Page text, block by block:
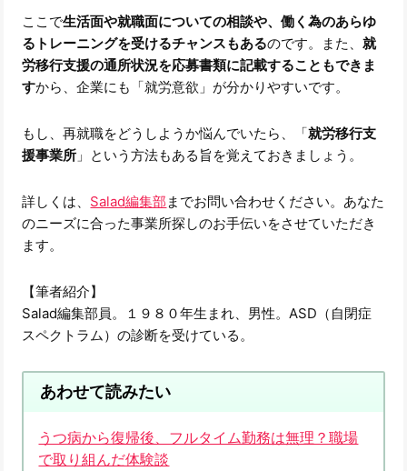
ここで生活面や就職面についての相談や、働く為のあらゆ
るトレーニングを受けるチャンスもあるのです。また、就
労移行支援の通所状況を応募書類に記載することもできま
すから、企業にも「就労意欲」が分かりやすいです。
もし、再就職をどうしようか悩んでいたら、「就労移行支
援事業所 」という方法もある旨を覚えておきましょう。
詳しくは、 Salad編集部 までお問い合わせください。あなた
のニーズに合った事業所探しのお手伝いをさせていただき
ます。
【筆者紹介】
Salad編集部員。１９８０年生まれ、男性。ASD（自閉症
スペクトラム）の診断を受けている。
あわせて読みたい
うつ病から復帰後、フルタイム勤務は無理？職場
で取り組んだ体験談